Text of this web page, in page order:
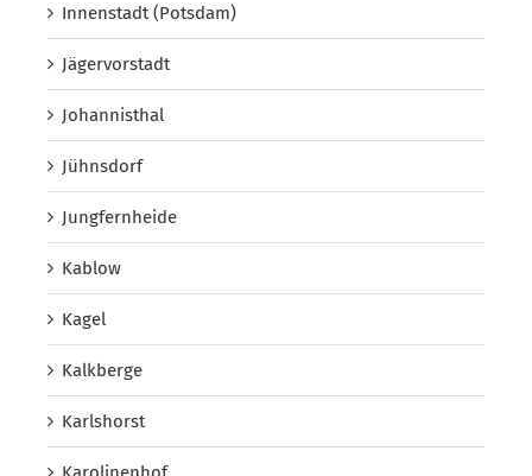
Innenstadt (Potsdam)
Jägervorstadt
Johannisthal
Jühnsdorf
Jungfernheide
Kablow
Kagel
Kalkberge
Karlshorst